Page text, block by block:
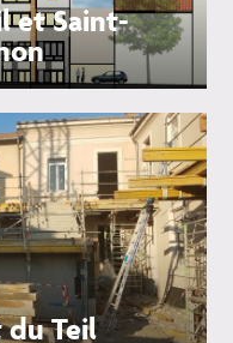
et Saint-
du Teil